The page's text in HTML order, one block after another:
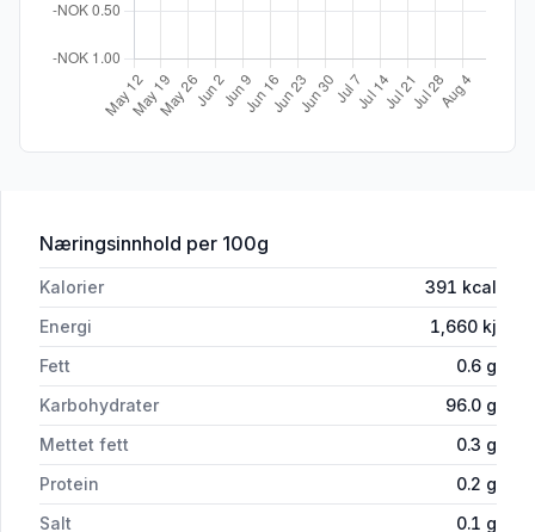
Næringsinnhold for 'Dr. Oetker Ocean Mix Strøssel
per 100g
Kalorier 391 kcal
Energi
1,660 kj
Fett
0.6 g
Karbohydrater
96.0 g
Mettet fett
0.3 g
Protein
0.2 g
Salt
0.1 g